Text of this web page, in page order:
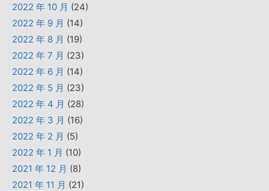
2022 年 10 月 (24)
2022 年 9 月 (14)
2022 年 8 月 (19)
2022 年 7 月 (23)
2022 年 6 月 (14)
2022 年 5 月 (23)
2022 年 4 月 (28)
2022 年 3 月 (16)
2022 年 2 月 (5)
2022 年 1 月 (10)
2021 年 12 月 (8)
2021 年 11 月 (21)